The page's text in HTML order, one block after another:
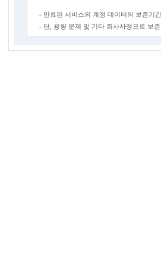
- 만료된 서비스의 계정 데이터의 보존기
- 단, 용량 문제 및 기타 회사사정으로 보